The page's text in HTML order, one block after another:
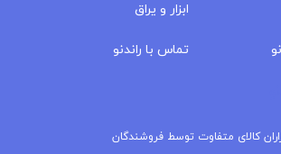
ابزار و یراق
تماس با راندنو
کالای متفاوت توسط فروشندگان